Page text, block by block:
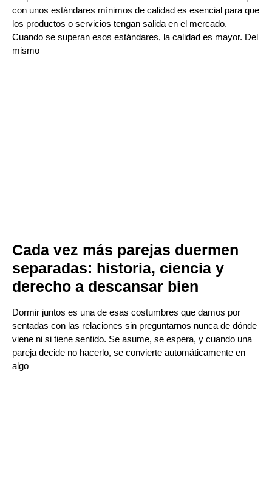
con unos estándares mínimos de calidad es esencial para que
los productos o servicios tengan salida en el mercado.
Cuando se superan esos estándares, la calidad es mayor. Del
mismo
Cada vez más parejas duermen
separadas: historia, ciencia y
derecho a descansar bien
Dormir juntos es una de esas costumbres que damos por
sentadas con las relaciones sin preguntarnos nunca de dónde
viene ni si tiene sentido. Se asume, se espera, y cuando una
pareja decide no hacerlo, se convierte automáticamente en
algo